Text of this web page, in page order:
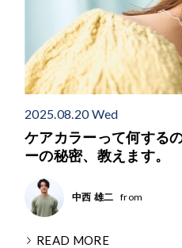
2025.08.20 Wed
ケアカラーって何する
ーの秘密、教えます。
中西 雄二 from
READ MORE